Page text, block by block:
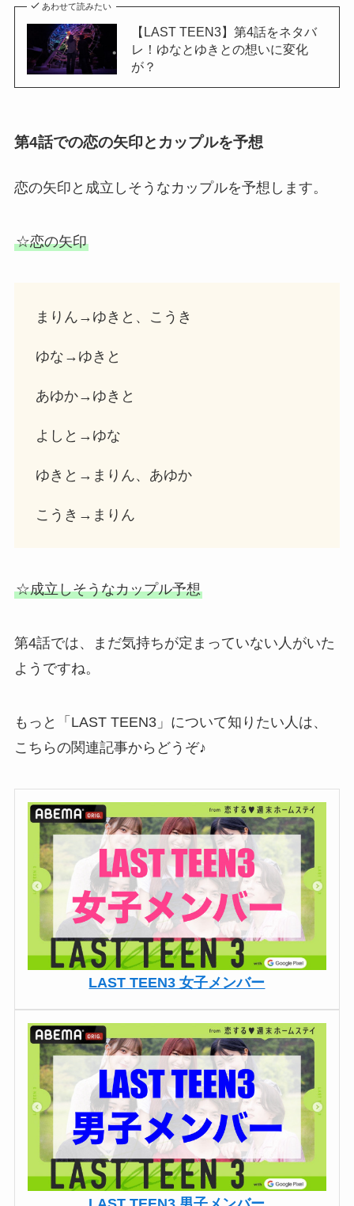
あわせて読みたい
【LAST TEEN3】第4話をネタバ
レ！ゆなとゆきとの想いに変化
が？
第4話での恋の矢印とカップルを予想
恋の矢印と成立しそうなカップルを予想します。
☆恋の矢印
まりん→ゆきと、こうき
ゆな→ゆきと
あゆか→ゆきと
よしと→ゆな
ゆきと→まりん、あゆか
こうき→まりん
☆成立しそうなカップル予想
第4話では、まだ気持ちが定まっていない人がいた
ようですね。
もっと「LAST TEEN3」について知りたい人は、
こちらの関連記事からどうぞ♪
LAST TEEN3 女子メンバー